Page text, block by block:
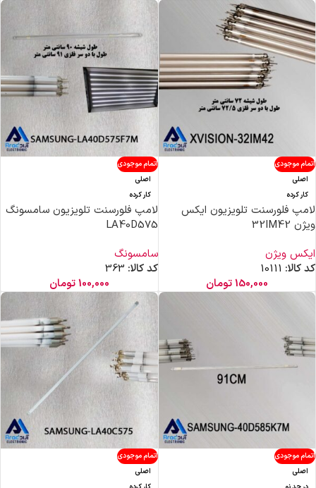
اتمام موجودی
اصلی
کار کرده
لامپ فلورسنت تلویزیون ایکس
ویژن 32IM42
ایکس ویژن
کد کالا: 10111
150,000تومان
اتمام موجودی
اصلی
کار کرده
لامپ فلورسنت تلویزیون سامسونگ
LA40D575
سامسونگ
کد کالا: 363
100,000تومان
اتمام موجودی
اصلی
اتمام موجودی
اصلی